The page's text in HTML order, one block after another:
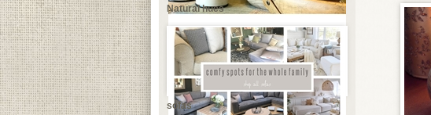
Natural hues
sofas